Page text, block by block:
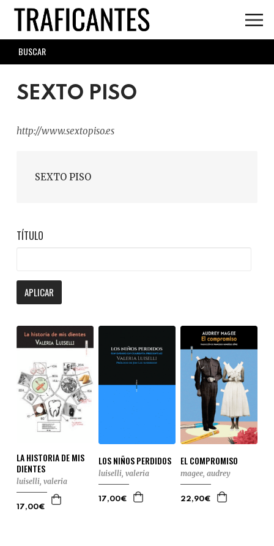
Skip
main
content
SEARCH
FORM
SEXTO PISO
http://www.sextopiso.es
SEXTO PISO
TÍTULO
APLICAR
LA HISTORIA DE MIS
DIENTES
luiselli, valeria
17,00€
LOS NIÑOS PERDIDOS
luiselli, valeria
17,00€
EL COMPROMISO
magee, audrey
22,90€